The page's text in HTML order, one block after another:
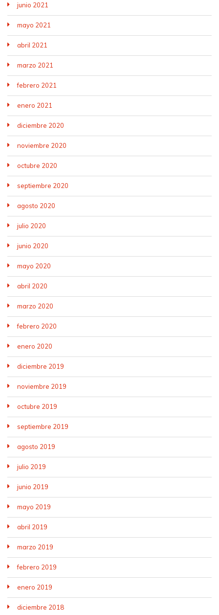
junio 2021
mayo 2021
abril 2021
marzo 2021
febrero 2021
enero 2021
diciembre 2020
noviembre 2020
octubre 2020
septiembre 2020
agosto 2020
julio 2020
junio 2020
mayo 2020
abril 2020
marzo 2020
febrero 2020
enero 2020
diciembre 2019
noviembre 2019
octubre 2019
septiembre 2019
agosto 2019
julio 2019
junio 2019
mayo 2019
abril 2019
marzo 2019
febrero 2019
enero 2019
diciembre 2018